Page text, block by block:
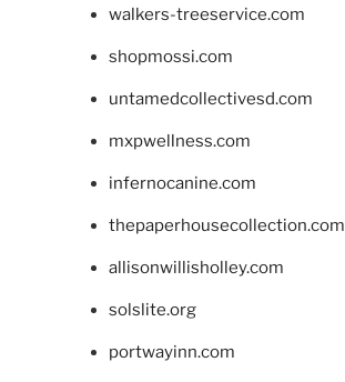
walkers-treeservice.com
shopmossi.com
untamedcollectivesd.com
mxpwellness.com
infernocanine.com
thepaperhousecollection.com
allisonwillisholley.com
solslite.org
portwayinn.com